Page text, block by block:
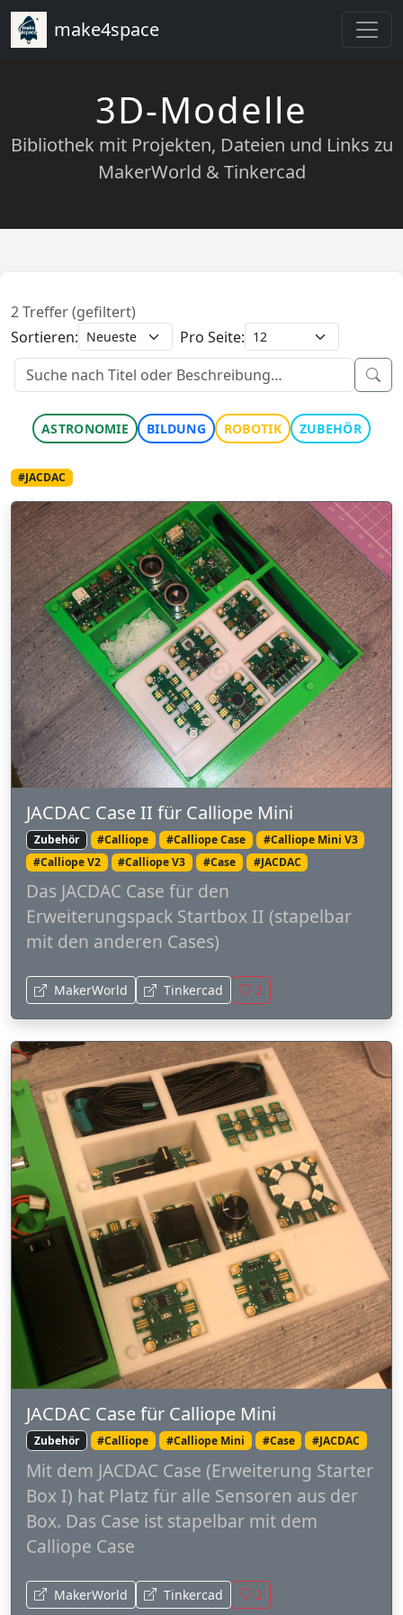
make4space
3D-Modelle
Bibliothek mit Projekten, Dateien und Links zu
MakerWorld & Tinkercad
2 Treffer (gefiltert)
Sortieren:
Pro Seite:
ASTRONOMIE BILDUNG ROBOTIK ZUBEHÖR
#JACDAC
JACDAC Case II für Calliope Mini
Zubehör #Calliope #Calliope Case
#Calliope Mini V3
#Calliope V2
#Calliope V3 #Case #JACDAC
Das JACDAC Case für den
Erweiterungspack Startbox II (stapelbar
mit den anderen Cases)
MakerWorld Tinkercad 2
JACDAC Case für Calliope Mini
Zubehör #Calliope #Calliope Mini #Case #JACDAC
Mit dem JACDAC Case (Erweiterung Starter
Box I) hat Platz für alle Sensoren aus der
Box. Das Case ist stapelbar mit dem
Calliope Case
MakerWorld Tinkercad 2